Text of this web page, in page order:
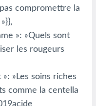
compromettre la
»: »Quels sont
les rougeurs
»Les soins riches
comme la centella